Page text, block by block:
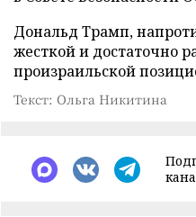
Дональд Трамп,
жесткой и достаточно
произраильской
Текст: Ольга Никитина